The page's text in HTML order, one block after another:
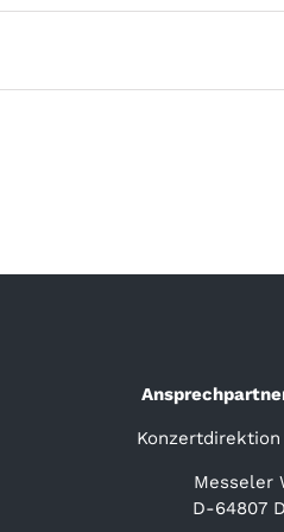
Konzertdirektion
Messeler
D-64807